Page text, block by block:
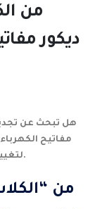
ديكور
هل تبحث عن
مفاتيح
لتغيير منزلك بالكامل بدايه من 500 جنيه.